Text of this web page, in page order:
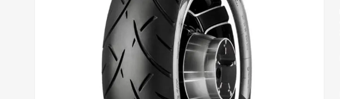
AIROH
10 BOTAS